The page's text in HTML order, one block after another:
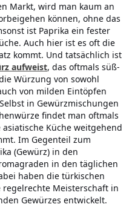
Markt, wird man kaum an
können, ohne das
ist Paprika ein fester
Auch hier ist es oft die
kommt. Und tatsächlich ist
aufweist, das oftmals süß-
Würzung von sowohl
von milden Eintöpfen
in Gewürzmischungen
findet man oftmals
Küche weitgehend
Im Gegenteil zum
(Gewürz) in den
in den täglichen
haben die türkischen
regelrechte Meisterschaft in
Gewürzes entwickelt.